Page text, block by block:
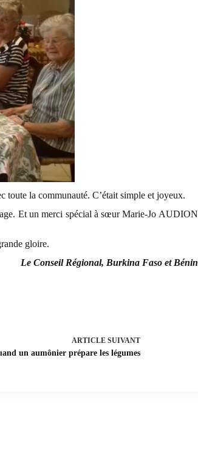
toute la communauté. C’était simple et joyeux.
Et un merci spécial à sœur Marie-Jo AUDION
gloire.
Le Conseil Régional, Burkina Faso et Bénin
ARTICLESUIVANT
un aumônier prépare les légumes